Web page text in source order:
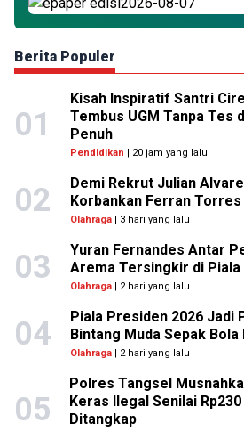
Berita Populer
01
Kisah Inspiratif Santri
Tembus UGM Tanpa Tes
Penuh
Pendidikan | 20 jam yang lalu
02
Demi Rekrut Julian
Korbankan Ferran Torres
Olahraga| 3 hari yang lalu
03
Yuran Fernandes Antar
Arema Tersingkir di Piala
Olahraga| 2 hari yang lalu
04
Piala Presiden 2026 Jadi
Bintang Muda Sepak Bola
Olahraga| 2 hari yang lalu
05
Polres Tangsel
Keras Ilegal Senilai
Ditangkap